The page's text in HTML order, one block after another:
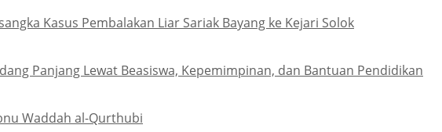
Kasus Pembalakan Liar Sariak Bayang ke Kejari Solok
Panjang Lewat Beasiswa, Kepemimpinan, dan Bantuan Pendidikan
Waddah al-Qurthubi